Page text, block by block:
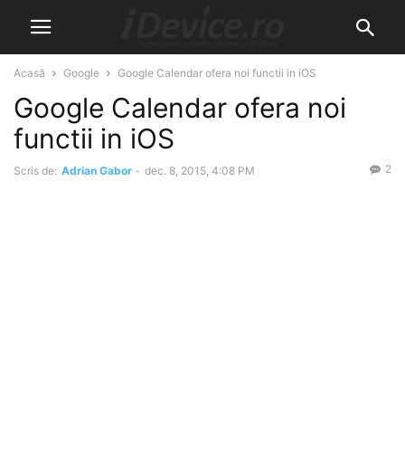
Acasă Google Google Calendar ofera noi functii in iOS
Google Calendar ofera noi
functii in iOS
Scris de: Adrian Gabor - dec. 8, 2015, 4:08 PM 2